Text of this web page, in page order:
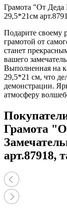
Грамота "От Деда
29,5*21см
Подарите своему
грамотой от
станет
вашего
Выполненная на
29,5*21 см, что
демонстрации.
атмосферу
Грамота
арт.87918,